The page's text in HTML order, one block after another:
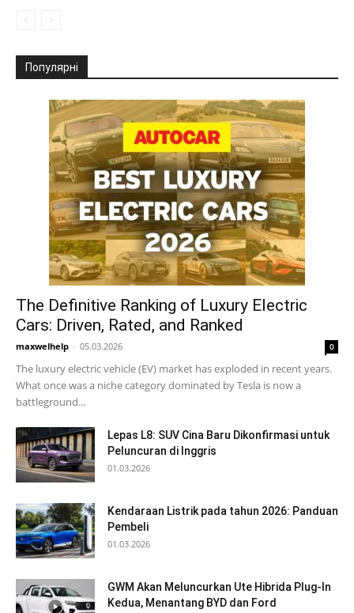
Популярні
The Definitive Ranking of Luxury Electric
Cars: Driven, Rated, and Ranked
maxwelhelp - 05.03.2026 0
The luxury electric vehicle (EV) market has exploded in recent years.
What once was a niche category dominated by Tesla is now a
battleground...
Lepas L8: SUV Cina Baru Dikonfirmasi untuk
Peluncuran di Inggris
01.03.2026
Kendaraan Listrik pada tahun 2026: Panduan
Pembeli
01.03.2026
GWM Akan Meluncurkan Ute Hibrida Plug-In
Kedua, Menantang BYD dan Ford